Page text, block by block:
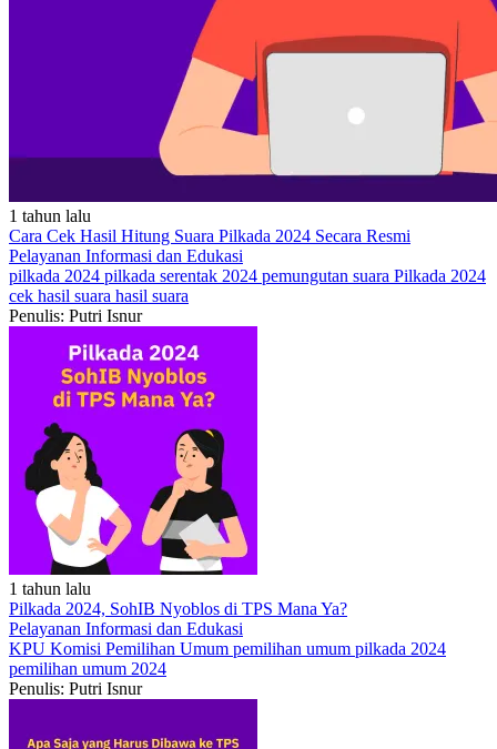
1 tahun lalu
Cara Cek Hasil Hitung Suara Pilkada 2024 Secara Resmi
Pelayanan Informasi dan Edukasi
pilkada 2024 pilkada serentak 2024 pemungutan suara Pilkada 2024
cek hasil suara hasil suara
Penulis: Putri Isnur
1 tahun lalu
Pilkada 2024, SohIB Nyoblos di TPS Mana Ya?
Pelayanan Informasi dan Edukasi
KPU Komisi Pemilihan Umum pemilihan umum pilkada 2024
pemilihan umum 2024
Penulis: Putri Isnur